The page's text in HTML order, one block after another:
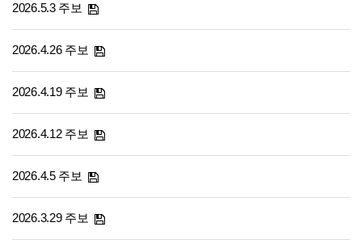
2026.5.3 주보
2026.4.26 주보
2026.4.19 주보
2026.4.12 주보
2026.4.5 주보
2026.3.29 주보